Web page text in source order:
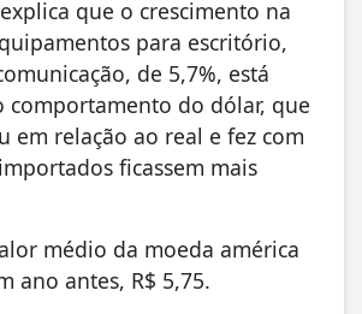
que o crescimento na
para escritório,
de 5,7%, está
comportamento do dólar, que
em relação ao real e fez com
ficassem mais
médio da moeda américa
ano antes, R$ 5,75.